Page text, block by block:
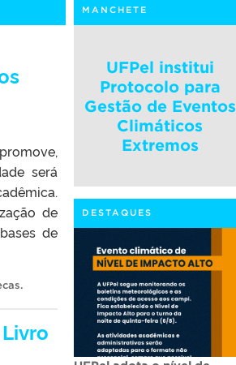
será
de
de
.
MANCHETE
UFPel institui
Protocolo para
Gestão de Eventos
Climáticos
Extremos
DESTAQUES